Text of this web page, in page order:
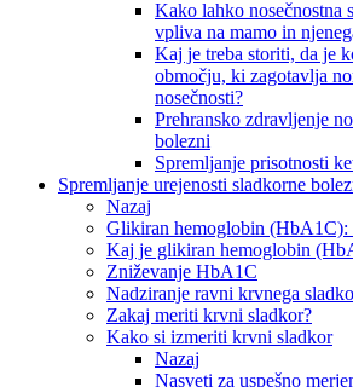
Kako lahko nosečnostna
vpliva na mamo in
Kaj je treba storiti, da je
območju, ki zagotavlja
nosečnosti?
Prehransko zdravljenje
bolezni
Spremljanje prisotnosti
Spremljanje urejenosti sladkorne
Nazaj
Glikiran hemoglobin (HbA1C):
Kaj je glikiran hemoglobin
Zniževanje HbA1C
Nadziranje ravni krvnega
Zakaj meriti krvni sladkor?
Kako si izmeriti krvni sladkor
Nazaj
Nasveti za uspešno